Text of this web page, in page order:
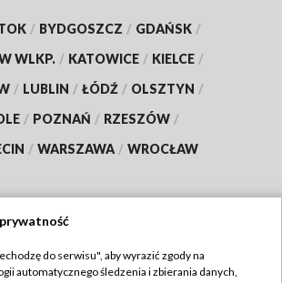
/ BYDGOSZCZ / GDAŃSK /
WLKP. / KATOWICE / KIELCE /
/ LUBLIN / ŁÓDŹ / OLSZTYN /
/ POZNAŃ / RZESZÓW /
/ WARSZAWA / WROCŁAW
TVP
do serwisu", aby wyrazić zgody na
automatycznego śledzenia i zbierania danych,